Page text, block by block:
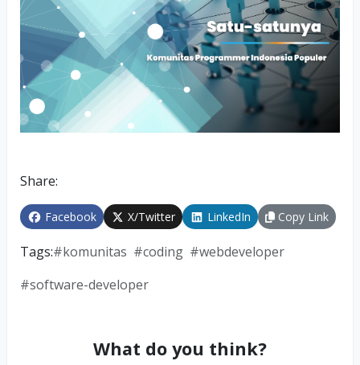
Share:
Facebook X/Twitter LinkedIn Copy Link
Tags:#komunitas #coding #webdeveloper
#software-developer
What do you think?